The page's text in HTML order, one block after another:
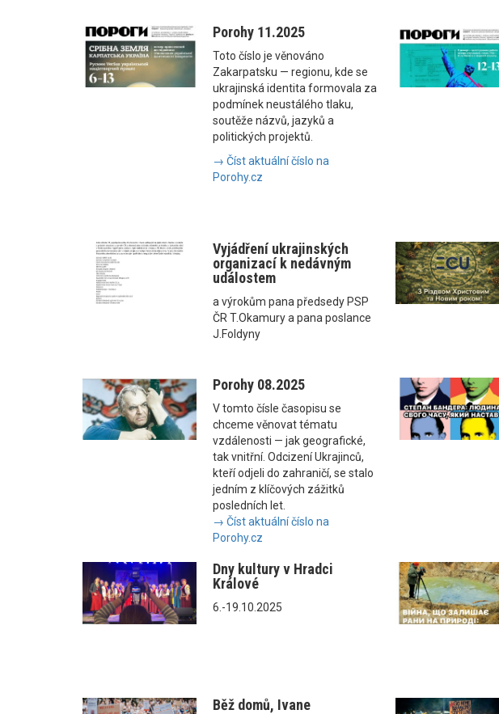
Porohy 11.2025
Toto číslo je věnováno
Zakarpatsku — regionu, kde se
ukrajinská identita formovala za
podmínek neustálého tlaku,
soutěže názvů, jazyků a
politických projektů.
→ Číst aktuální číslo na
Porohy.cz
Vyjádření ukrajinských
organizací k nedávným
událostem
a výrokům pana předsedy PSP
ČR T.Okamury a pana poslance
J.Foldyny
Porohy 08.2025
V tomto čísle časopisu se
chceme věnovat tématu
vzdálenosti — jak geografické,
tak vnitřní. Odcizení Ukrajinců,
kteří odjeli do zahraničí, se stalo
jedním z klíčových zážitků
posledních let.
→ Číst aktuální číslo na
Porohy.cz
Dny kultury v Hradci
Králové
6.-19.10.2025
Běž domů, Ivane